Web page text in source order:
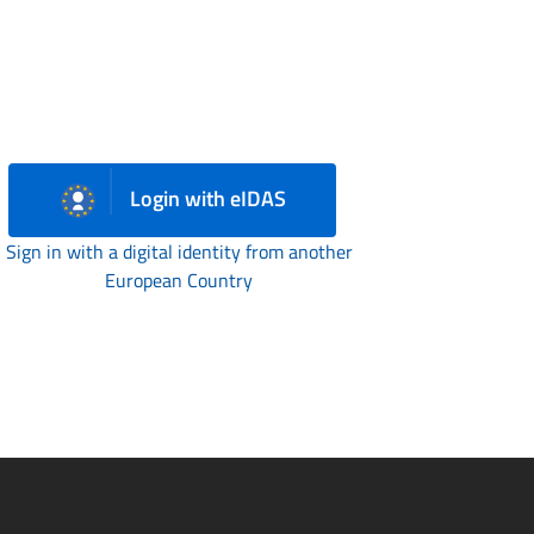
Login with eIDAS
Sign in with a digital identity from another
European Country